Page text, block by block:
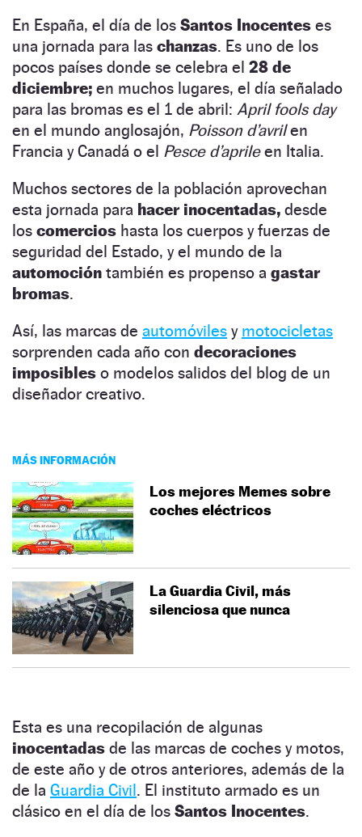
En España, el día de los Santos Inocentes es
una jornada para las chanzas. Es uno de los
pocos países donde se celebra el 28 de
diciembre; en muchos lugares, el día señalado
para las bromas es el 1 de abril: April fools day
en el mundo anglosajón, Poisson d’avrilen
Francia y Canadá o el Pesce d’aprileen Italia.
Muchos sectores de la población aprovechan
esta jornada para hacer inocentadas, desde
los comercios hasta los cuerpos y fuerzas de
seguridad del Estado, y el mundo de la
automoción también es propenso a gastar
bromas.
Así, las marcas de automóviles y motocicletas
sorprenden cada año con decoraciones
imposibles o modelos salidos del blog de un
diseñador creativo.
MÁS INFORMACIÓN
Los mejores Memes sobre
coches eléctricos
La Guardia Civil, más
silenciosa que nunca
Esta es una recopilación de algunas
inocentadas de las marcas de coches y motos,
de este año y de otros anteriores, además de la
de la Guardia Civil. El instituto armado es un
clásico en el día de los Santos Inocentes.